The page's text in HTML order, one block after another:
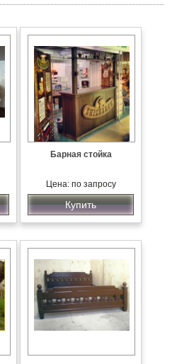
Барная стойка
Цена: по запросу
Купить